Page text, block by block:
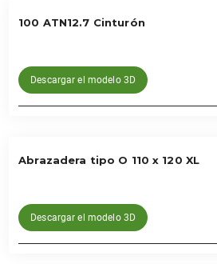
100 ATN12.7 Cinturón
Descargar el modelo 3D
Abrazadera tipo O 110 x 120 XL
Descargar el modelo 3D